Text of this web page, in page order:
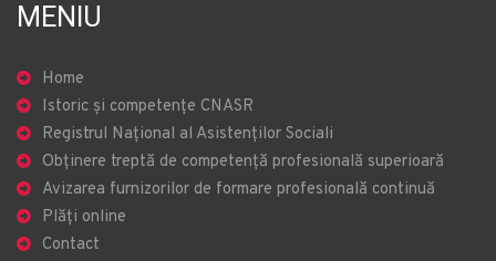
MENIU
Home
Istoric și competențe CNASR
Registrul Național al Asistenților Sociali
Obținere treptă de competență profesională superioară
Avizarea furnizorilor de formare profesională continuă
Plăți online
Contact